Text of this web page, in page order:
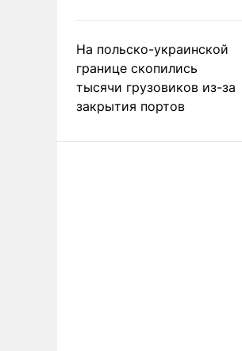
На польско-украинской
границе скопились
тысячи грузовиков из-за
закрытия портов